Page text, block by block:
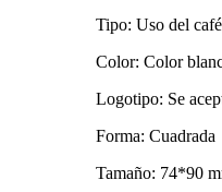
Tipo: Uso del café
Color: Color
Logotipo: Se
Forma: Cuadrada
Tamaño: 74*90